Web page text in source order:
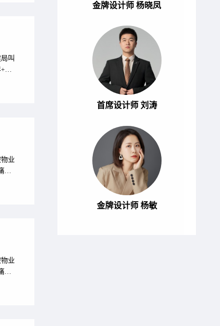
叫
老
，
业
业
金牌设计师 杨晓凤
首席设计师 刘涛
金牌设计师 杨敏